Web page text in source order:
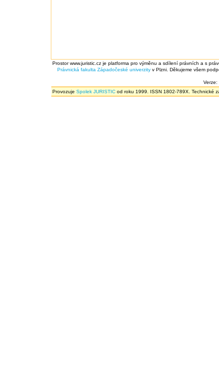
Prostor www.juristic.cz je platforma pro výměnu a sdílení právních a s
Právnická fakulta Západočeské univerzity v Plzni. Děkujeme všem
Verze:
Provozuje Spolek JURISTIC od roku 1999. ISSN 1802-789X. Technické